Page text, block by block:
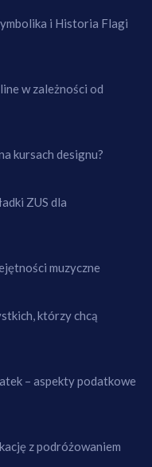
i Historia Flagi
w zależności od
kursach designu?
ZUS dla
muzyczne
którzy chcą
– aspekty podatkowe
z podróżowaniem